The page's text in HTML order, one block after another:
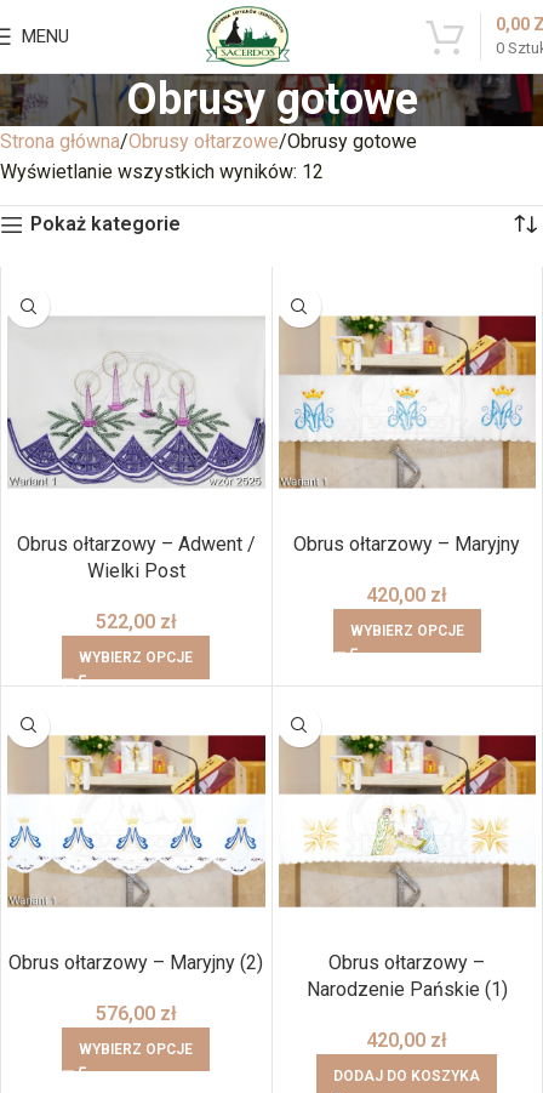
MENU
0
0,00
Obrusy gotowe
Strona główna Obrusy ołtarzowe Obrusy gotowe
Wyświetlanie wszystkich wyników: 12
Pokaż kategorie
Obrus ołtarzowy – Adwent /
Wielki Post
522,00 zł
WYBIERZ OPCJE
Obrus ołtarzowy – Maryjny
420,00 zł
WYBIERZ OPCJE
Obrus ołtarzowy – Maryjny (2)
576,00 zł
WYBIERZ OPCJE
Obrus ołtarzowy –
Narodzenie Pańskie (1)
420,00 zł
DODAJ DO KOSZYKA